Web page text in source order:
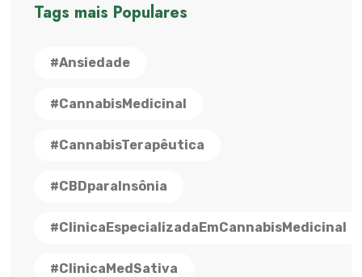
Tags mais Populares
#Ansiedade
#CannabisMedicinal
#CannabisTerapêutica
#CBDparaInsônia
#ClinicaEspecializadaEmCannabisMedicinal
#ClinicaMedSativa